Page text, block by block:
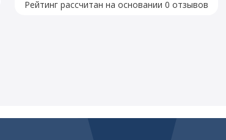
Рейтинг рассчитан на основании 0 отзывов